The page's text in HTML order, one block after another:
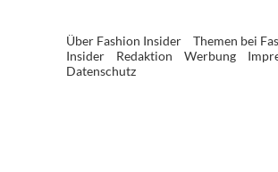
Über Fashion Insider
Themen bei
Insider
Redaktion Werbung
Datenschutz